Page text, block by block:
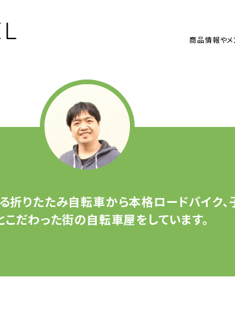
商品情報やメ
折りたたみ自転車から本格ロードバイク、
こだわった街の自転車屋をしています。